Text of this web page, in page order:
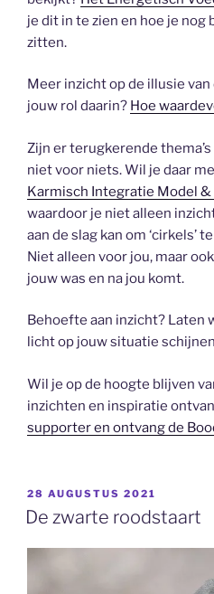
je dit in te zien en hoe je
zitten.
Meer inzicht op de illusie
jouw rol daarin? Hoe
Zijn er terugkerende
niet voor niets. Wil je daar
Karmisch Integratie Model &
waardoor je niet alleen
aan de slag kan om ‘cirkels’
Niet alleen voor jou, maar
jouw was en na jou komt.
Behoefte aan inzicht? Laten
licht op jouw situatie
Wil je op de hoogte blijven
inzichten en inspiratie
supporter en ontvang de
GEPLAATST
OP
28 AUGUSTUS 2021
De zwarte roodstaart